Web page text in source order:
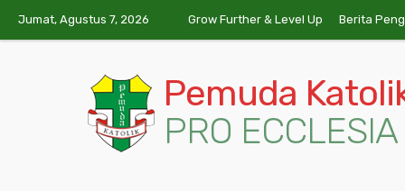
Jumat, Agustus 7, 2026 Grow Further & Level Up Berita
Pemuda
PRO